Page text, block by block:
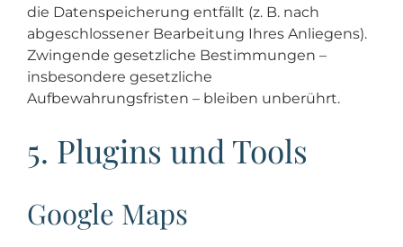
die Datenspeicherung entfällt (z. B. nach
abgeschlossener Bearbeitung Ihres Anliegens).
Zwingende gesetzliche Bestimmungen –
insbesondere gesetzliche
Aufbewahrungsfristen – bleiben unberührt.
5. Plugins und Tools
Google Maps